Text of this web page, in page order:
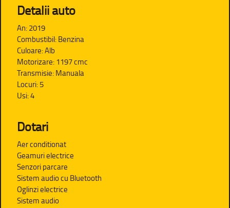
Detalii auto
An: 2019
Combustibil: Benzina
Culoare: Alb
Motorizare: 1197 cmc
Transmisie: Manuala
Locuri: 5
Usi: 4
Dotari
Aer conditionat
Geamuri electrice
Senzori parcare
Sistem audio cu Bluetooth
Oglinzi electrice
Sistem audio